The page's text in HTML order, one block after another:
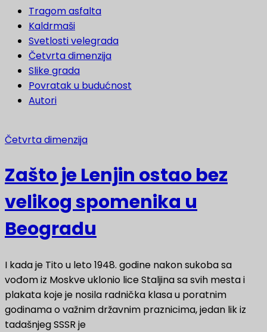
Tragom asfalta
Kaldrmaši
Svetlosti velegrada
Četvrta dimenzija
Slike grada
Povratak u budućnost
Autori
Četvrta dimenzija
Zašto je Lenjin ostao bez
velikog spomenika u
Beogradu
I kada je Tito u leto 1948. godine nakon sukoba sa
vođom iz Moskve uklonio lice Staljina sa svih mesta i
plakata koje je nosila radnička klasa u poratnim
godinama o važnim državnim praznicima, jedan lik iz
tadašnjeg SSSR je